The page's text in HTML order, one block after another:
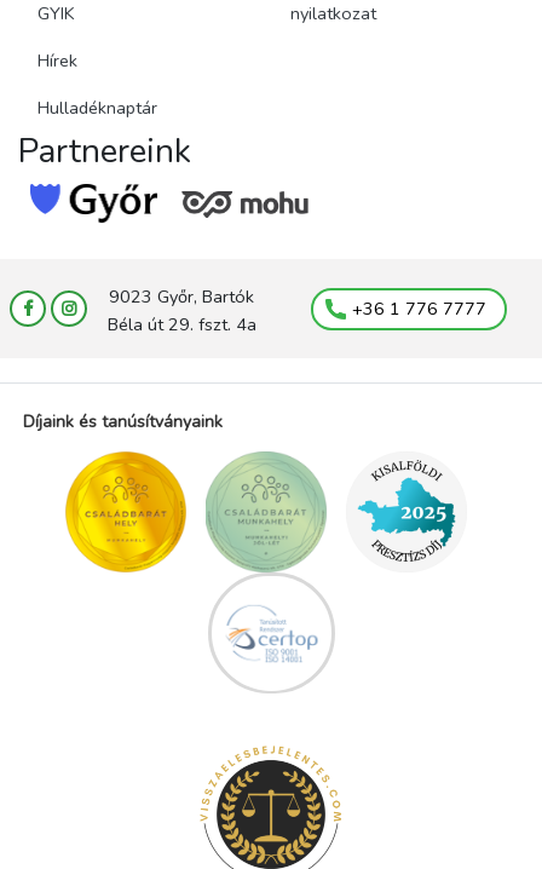
GYIK
Hírek
Hulladéknaptár
nyilatkozat
Partnereink
9023 Győr, Bartók
Béla út 29. fszt. 4a
+36 1 776 7777
Díjaink és tanúsítványaink